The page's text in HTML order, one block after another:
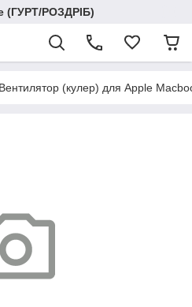
(ГУРТ/РОЗДРІБ)
Вентилятор (кулер) для Apple